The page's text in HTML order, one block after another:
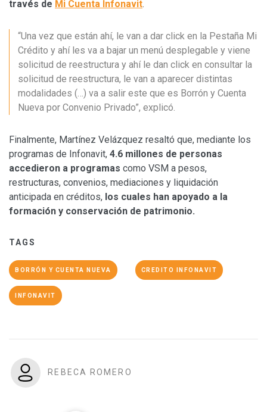
través de Mi Cuenta Infonavit.
“Una vez que están ahí, le van a dar click en la Pestaña Mi
Crédito y ahí les va a bajar un menú desplegable y viene
solicitud de reestructura y ahí le dan click en consultar la
solicitud de reestructura, le van a aparecer distintas
modalidades (…) va a salir este que es Borrón y Cuenta
Nueva por Convenio Privado”, explicó.
Finalmente, Martínez Velázquez resaltó que, mediante los
programas de Infonavit, 4.6 millones de personas
accedieron a programas como VSM a pesos,
restructuras, convenios, mediaciones y liquidación
anticipada en créditos, los cuales han apoyado a la
formación y conservación de patrimonio.
TAGS
BORRÓN Y CUENTA NUEVA CREDITO INFONAVIT
INFONAVIT
REBECA ROMERO